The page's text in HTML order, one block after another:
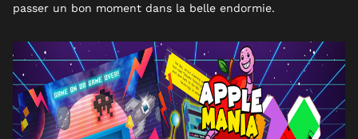
passer un bon moment dans la belle endormie.